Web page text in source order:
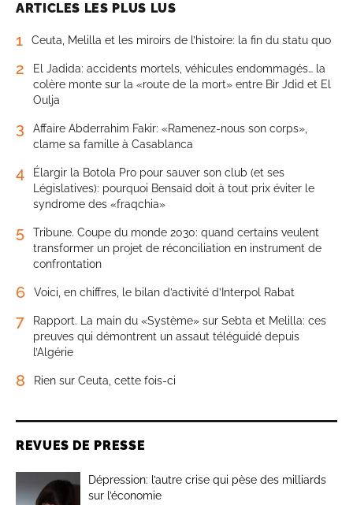
ARTICLES LES PLUS LUS
1 Ceuta, Melilla et les miroirs de l’histoire: la fin du statu quo
2
El Jadida: accidents mortels, véhicules endommagés… la
colère monte sur la «route de la mort» entre Bir Jdid et El
Oulja
3
Affaire Abderrahim Fakir: «Ramenez-nous son corps»,
clame sa famille à Casablanca
4
Élargir la Botola Pro pour sauver son club (et ses
Législatives): pourquoi Bensaïd doit à tout prix éviter le
syndrome des «fraqchia»
5
Tribune. Coupe du monde 2030: quand certains veulent
transformer un projet de réconciliation en instrument de
confrontation
6 Voici, en chiffres, le bilan d’activité d’Interpol Rabat
7
Rapport. La main du «Système» sur Sebta et Melilla: ces
preuves qui démontrent un assaut téléguidé depuis
l’Algérie
8 Rien sur Ceuta, cette fois-ci
REVUES DE PRESSE
Dépression: l’autre crise qui pèse des milliards
sur l’économie